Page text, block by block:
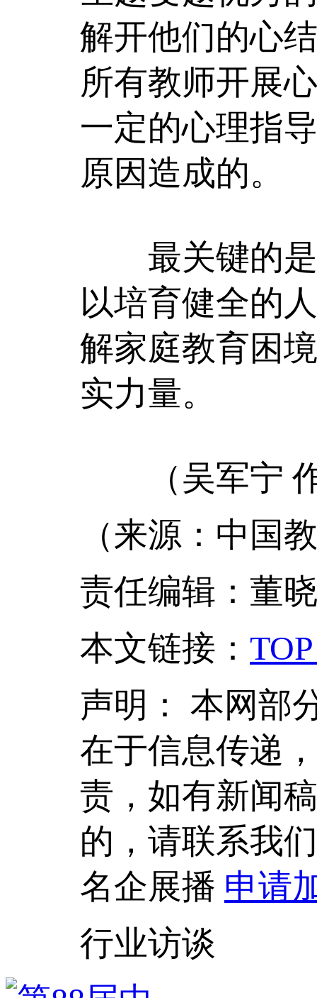
解开他们的心
所有教师开展
一定的心理指
原因造成的。
最关键的是
以培育健全的
解家庭教育困
实力量。
（吴军宁 作
（来源：中国
责任编辑：董
本文链接 ：
声明： 本网部
在于信息传递
责，如有新闻
的，请联系我
名企展播 申请
行业访谈